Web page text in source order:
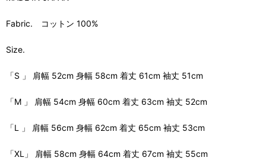
Fabric. コットン 100%
Size.
「S 」 肩幅 52cm 身幅 58cm 着丈 61cm 袖丈 51cm
「M 」 肩幅 54cm 身幅 60cm 着丈 63cm 袖丈 52cm
「L 」 肩幅 56cm 身幅 62cm 着丈 65cm 袖丈 53cm
「XL」 肩幅 58cm 身幅 64cm 着丈 67cm 袖丈 55cm